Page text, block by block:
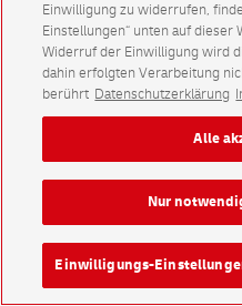
Einwilligung zu widerrufen,
Einstellungen“ unten auf dieser
Widerruf der Einwilligung wird
dahin erfolgten Verarbeitung
berührt Datenschutzerklärung
Einwilligungs-
Nur
Alle